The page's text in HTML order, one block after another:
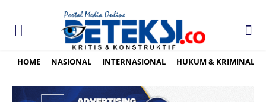
HOME NASIONAL INTERNASIONAL HUKUM & KRIMINAL